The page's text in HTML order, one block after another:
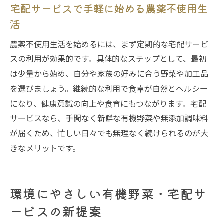
宅配サービスで手軽に始める農薬不使用生
活
農薬不使用生活を始めるには、まず定期的な宅配サービ
スの利用が効果的です。具体的なステップとして、最初
は少量から始め、自分や家族の好みに合う野菜や加工品
を選びましょう。継続的な利用で食卓が自然とヘルシー
になり、健康意識の向上や食育にもつながります。宅配
サービスなら、手間なく新鮮な有機野菜や無添加調味料
が届くため、忙しい日々でも無理なく続けられるのが大
きなメリットです。
環境にやさしい有機野菜・宅配サ
ービスの新提案